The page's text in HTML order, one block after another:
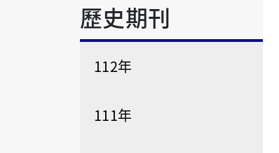
歷史期刊
112年
111年